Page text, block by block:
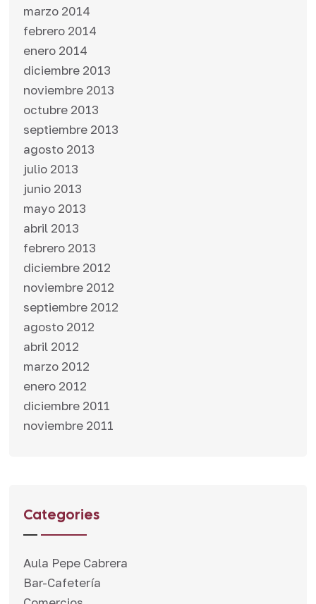
marzo 2014
febrero 2014
enero 2014
diciembre 2013
noviembre 2013
octubre 2013
septiembre 2013
agosto 2013
julio 2013
junio 2013
mayo 2013
abril 2013
febrero 2013
diciembre 2012
noviembre 2012
septiembre 2012
agosto 2012
abril 2012
marzo 2012
enero 2012
diciembre 2011
noviembre 2011
Categories
Aula Pepe Cabrera
Bar-Cafetería